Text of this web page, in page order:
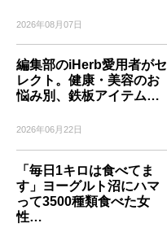
2026年08月07日
編集部のiHerb愛用者がセ
レクト。健康・美容のお
悩み別、鉄板アイテム…
2026年06月22日
「毎日1キロは食べてま
す」ヨーグルト沼にハマ
って3500種類食べた女
性…